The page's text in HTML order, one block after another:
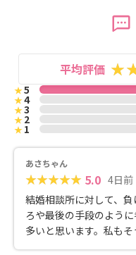
平均評価
★5
★4
★3
★2
★1
あさちゃん
5.0 4日前
結婚相談所に対して、
ろや最後の手段のよう
多いと思います。私も
はそんなことがなく、